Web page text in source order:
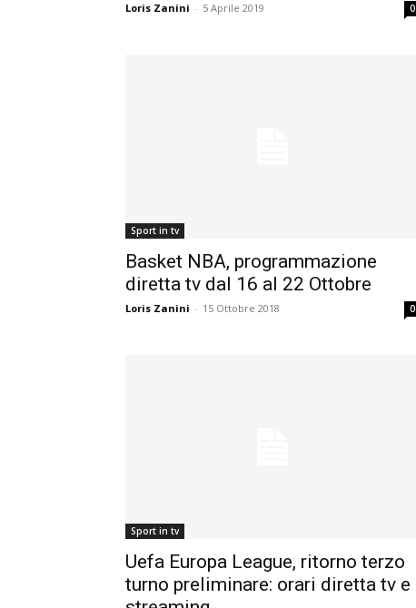
Loris Zanini - 5 Aprile 2019 0
Sport in tv
Basket NBA, programmazione
diretta tv dal 16 al 22 Ottobre
Loris Zanini - 15 Ottobre 2018 0
Sport in tv
Uefa Europa League, ritorno terzo
turno preliminare: orari diretta tv e